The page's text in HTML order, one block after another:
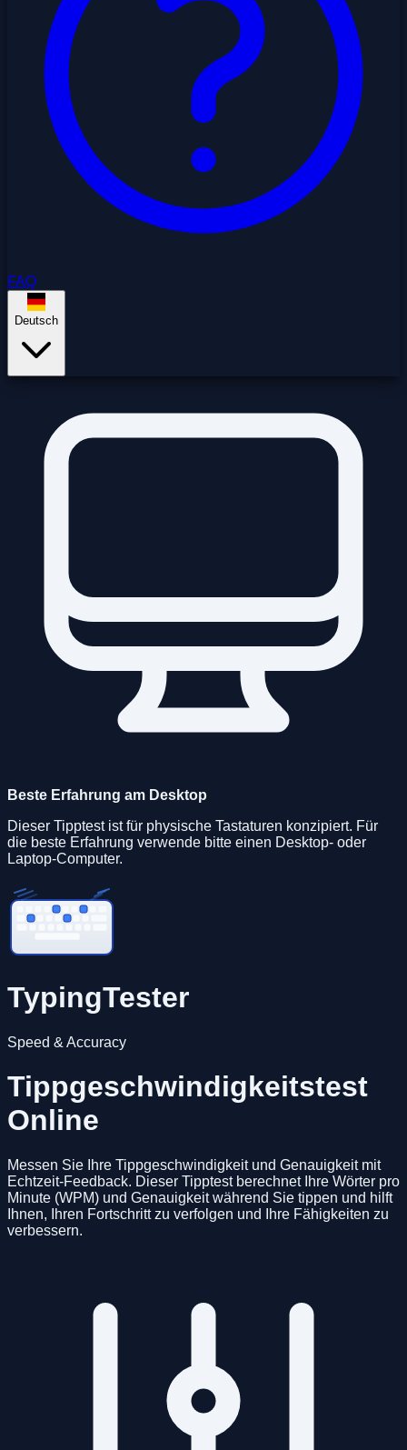
FAQ
Deutsch
Beste Erfahrung am Desktop
Dieser Tipptest ist für physische Tastaturen konzipiert. Für
die beste Erfahrung verwende bitte einen Desktop- oder
Laptop-Computer.
TypingTester
Speed & Accuracy
Tippgeschwindigkeitstest
Online
Messen Sie Ihre Tippgeschwindigkeit und Genauigkeit mit
Echtzeit-Feedback. Dieser Tipptest berechnet Ihre Wörter pro
Minute (WPM) und Genauigkeit während Sie tippen und hilft
Ihnen, Ihren Fortschritt zu verfolgen und Ihre Fähigkeiten zu
verbessern.